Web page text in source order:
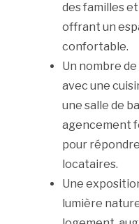
des familles
offrant un
confortable.
Un nombre
avec une
une salle de
agencement
pour
locataires.
Une
lumière